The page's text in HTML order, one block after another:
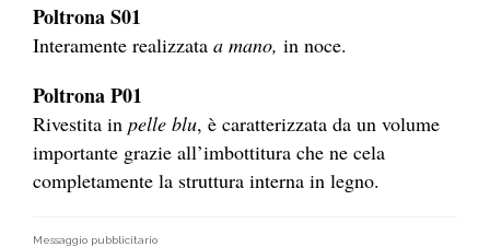
Poltrona S01
Interamente realizzata a mano, in noce.
Poltrona P01
Rivestita in pelle blu, è caratterizzata da un volume
importante grazie all’imbottitura che ne cela
completamente la struttura interna in legno.
Messaggio pubblicitario